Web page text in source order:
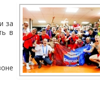
за
в